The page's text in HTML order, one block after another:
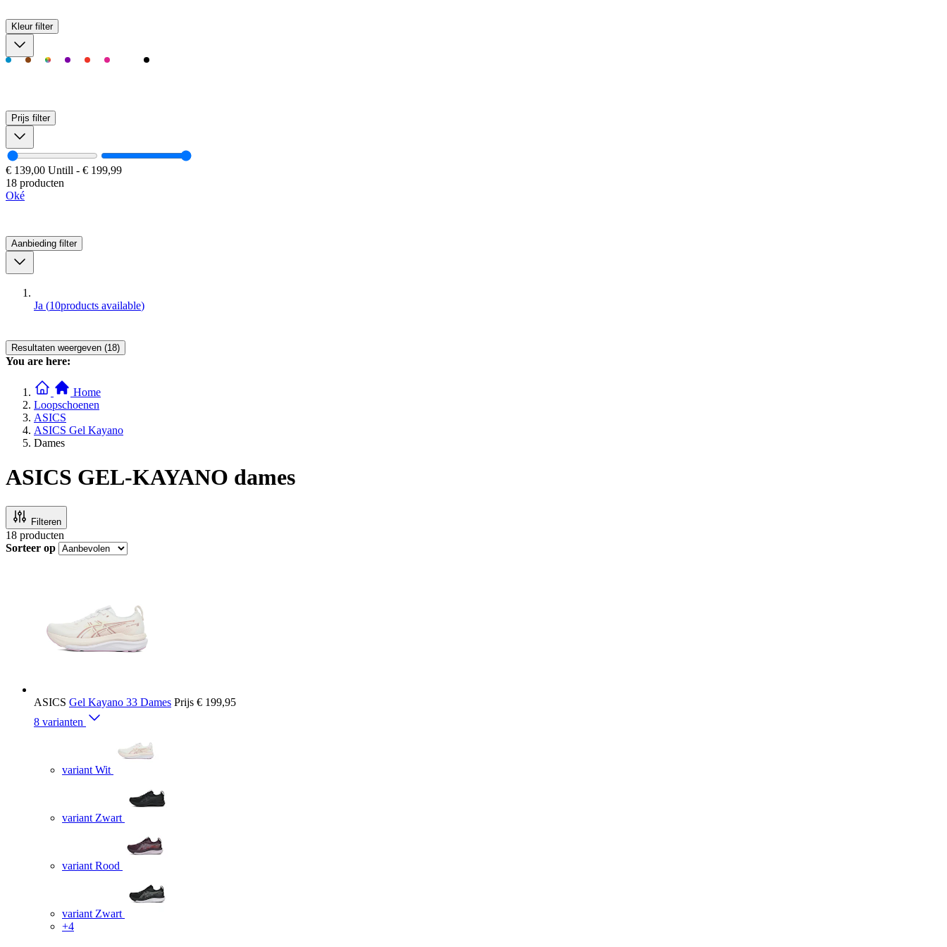
Kleur filter
Prijs filter
€ 139,00 Untill - € 199,99
18 producten
Oké
Aanbieding filter
Ja (10products available)
Resultaten weergeven (18)
You are here:
Home
Loopschoenen
ASICS
ASICS Gel Kayano
Dames
ASICS GEL-KAYANO dames
Filteren
18 producten
Sorteer op
ASICS Gel Kayano 33 Dames Prijs € 199,95
8 varianten
variant Wit
variant Zwart
variant Rood
variant Zwart
+4